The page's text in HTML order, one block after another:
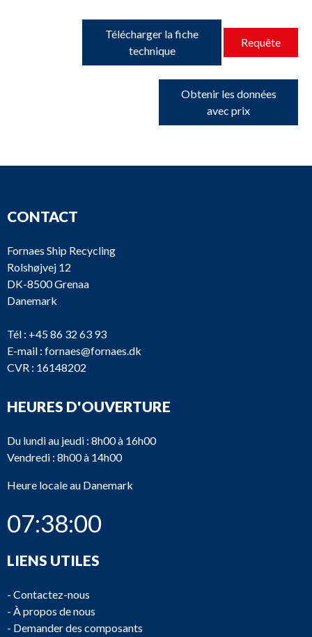
Télécharger la fiche
technique
Requête
Obtenir les données
avec prix
CONTACT
Fornaes Ship Recycling
Rolshøjvej 12
DK-8500 Grenaa
Danemark
Tél : +45 86 32 63 93
E-mail : fornaes@fornaes.dk
CVR : 16148202
HEURES D'OUVERTURE
Du lundi au jeudi : 8h00 à 16h00
Vendredi : 8h00 à 14h00
Heure locale au Danemark
07:38:00
LIENS UTILES
- Contactez-nous
- À propos de nous
- Demander des composants